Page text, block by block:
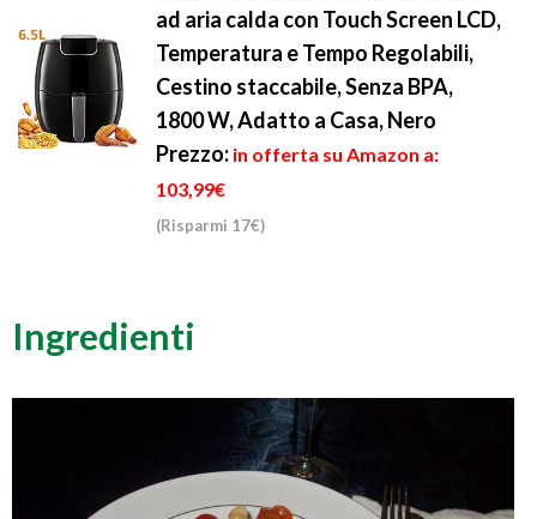
ad aria calda con Touch Screen LCD,
Temperatura e Tempo Regolabili,
Cestino staccabile, Senza BPA,
1800 W, Adatto a Casa, Nero
Prezzo: in offerta su Amazon a:
103,99€
(Risparmi 17€)
Ingredienti